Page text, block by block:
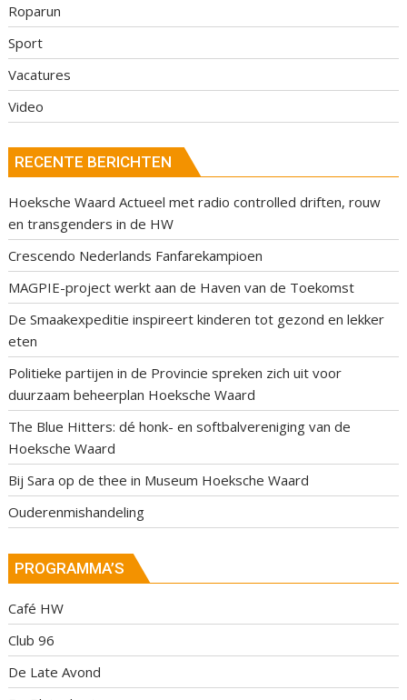
Roparun
Sport
Vacatures
Video
RECENTE BERICHTEN
Hoeksche Waard Actueel met radio controlled driften, rouw
en transgenders in de HW
Crescendo Nederlands Fanfarekampioen
MAGPIE-project werkt aan de Haven van de Toekomst
De Smaakexpeditie inspireert kinderen tot gezond en lekker
eten
Politieke partijen in de Provincie spreken zich uit voor
duurzaam beheerplan Hoeksche Waard
The Blue Hitters: dé honk- en softbalvereniging van de
Hoeksche Waard
Bij Sara op de thee in Museum Hoeksche Waard
Ouderenmishandeling
PROGRAMMA’S
Café HW
Club 96
De Late Avond